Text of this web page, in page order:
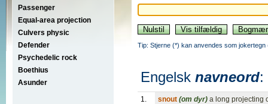
Passenger
Equal-area projection
Culvers physic
Defender
Psychedelic rock
Boethius
Asunder
Tip: Stjerne (*) kan anvendes som
Engelsk navneord:
1. snout (om dyr) a long projecting